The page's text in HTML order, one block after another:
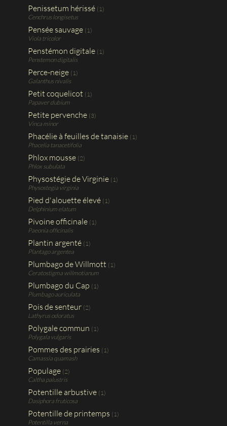
Penissetum hérissé (1)
Cenchrus longisetus
Pensée sauvage (1)
Viola tricolor
Penstémon digitale (1)
Penstemon digitalis
Perce-neige (1)
Galanthus nivalis
Petit coquelicot (1)
Papaver dubium
Petite pervenche (3)
Vinca minor
Phacélie à feuilles de tanaisie (1)
Phacelia tanacetifolia
Phlox mousse (2)
Phlox subulata
Physostégie de Virginie (1)
Physostegia virginia
Pied d'alouette élevé (1)
Delphinium elatum
Pivoine officinale (1)
Paeonia officinalis
Plantin argenté (1)
Plantago argentea
Plumbago de Willmott (1)
Ceratostigma willmotianum
Plumbago du Cap (1)
Plumbago auriculata
Pois de senteur (2)
Lathyrus odoratus
Polygale commun (1)
Polygala vulgaris
Pommes des prairies (1)
Camassia quamash
Populage (2)
Caltha palustris
Potentille arbustive (1)
Dasiphora fruticosa
Potentille de printemps (1)
Potentilla verna